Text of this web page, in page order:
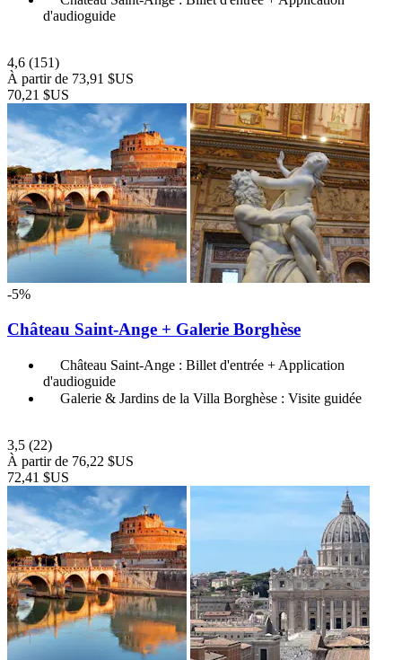
d'audioguide
4,6 (151)
À partir de 73,91 $US
70,21 $US
-5%
Château Saint-Ange + Galerie Borghèse
Château Saint-Ange : Billet d'entrée + Application
d'audioguide
Galerie & Jardins de la Villa Borghèse : Visite guidée
3,5 (22)
À partir de 76,22 $US
72,41 $US